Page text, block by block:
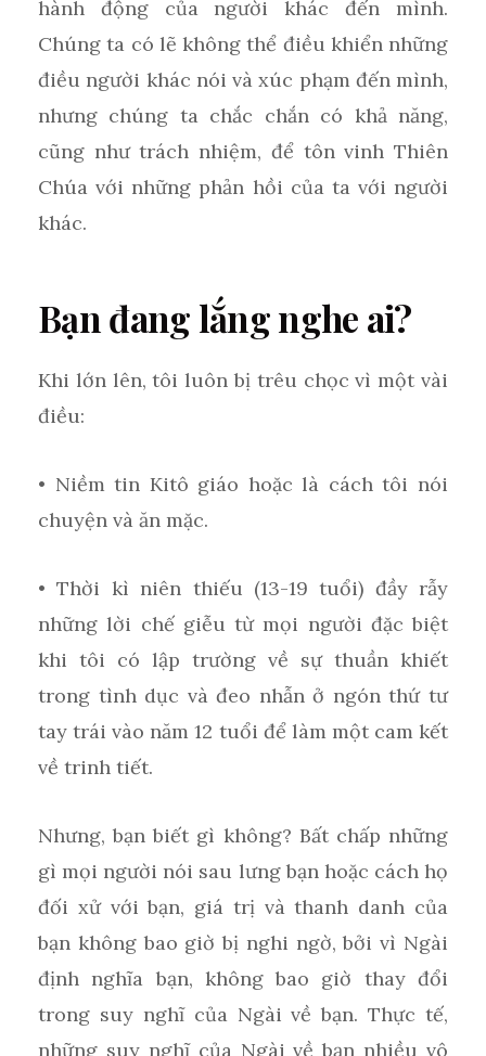
hành động của người khác đến mình.
Chúng ta có lẽ không thể điều khiển những
điều người khác nói và xúc phạm đến mình,
nhưng chúng ta chắc chắn có khả năng,
cũng như trách nhiệm, để tôn vinh Thiên
Chúa với những phản hồi của ta với người
khác.
Bạn đang lắng nghe ai?
Khi lớn lên, tôi luôn bị trêu chọc vì một vài
điều:
• Niềm tin Kitô giáo hoặc là cách tôi nói
chuyện và ăn mặc.
• Thời kì niên thiếu (13-19 tuổi) đầy rẫy
những lời chế giễu từ mọi người đặc biệt
khi tôi có lập trường về sự thuần khiết
trong tình dục và đeo nhẫn ở ngón thứ tư
tay trái vào năm 12 tuổi để làm một cam kết
về trinh tiết.
Nhưng, bạn biết gì không? Bất chấp những
gì mọi người nói sau lưng bạn hoặc cách họ
đối xử với bạn, giá trị và thanh danh của
bạn không bao giờ bị nghi ngờ, bởi vì Ngài
định nghĩa bạn, không bao giờ thay đổi
trong suy nghĩ của Ngài về bạn. Thực tế,
những suy nghĩ của Ngài về bạn nhiều vô